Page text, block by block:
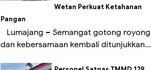
Wetan Perkuat Ketahanan
Pangan
Lumajang – Semangat gotong royong
dan kebersamaan kembali ditunjukkan...